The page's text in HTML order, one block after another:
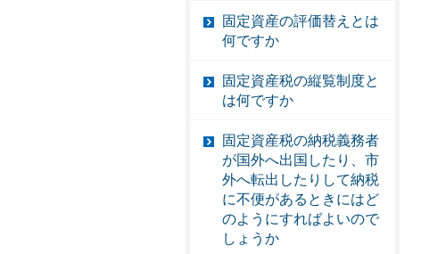
固定資産の評価替えとは
何ですか
固定資産税の縦覧制度と
は何ですか
固定資産税の納税義務者
が国外へ出国したり、市
外へ転出したりして納税
に不便があるときにはど
のようにすればよいので
しょうか